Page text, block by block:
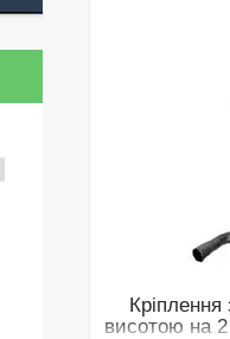
висотою на 2